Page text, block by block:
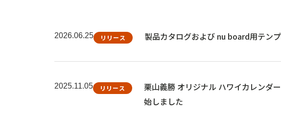
2026.06.25 リリース 製品カタログおよび nu board用テン
2025.11.05 リリース
栗山義勝 オリジナル ハワイカレンダ
始しました